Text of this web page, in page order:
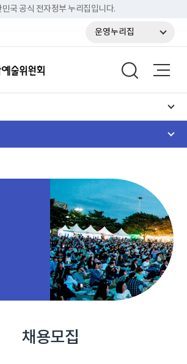
국 공식 전자정부 누리집입니다.
운영누리집
채용모집